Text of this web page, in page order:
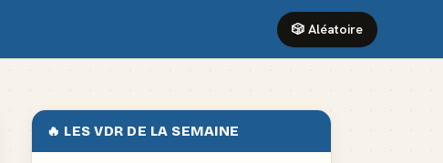
🎲 Aléatoire
🔥 LES VDR DE LA SEMAINE